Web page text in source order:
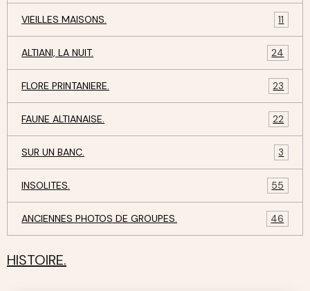
VIEILLES MAISONS. 11
ALTIANI, LA NUIT. 24
FLORE PRINTANIERE. 23
FAUNE ALTIANAISE. 22
SUR UN BANC. 3
INSOLITES. 55
ANCIENNES PHOTOS DE GROUPES. 46
HISTOIRE.